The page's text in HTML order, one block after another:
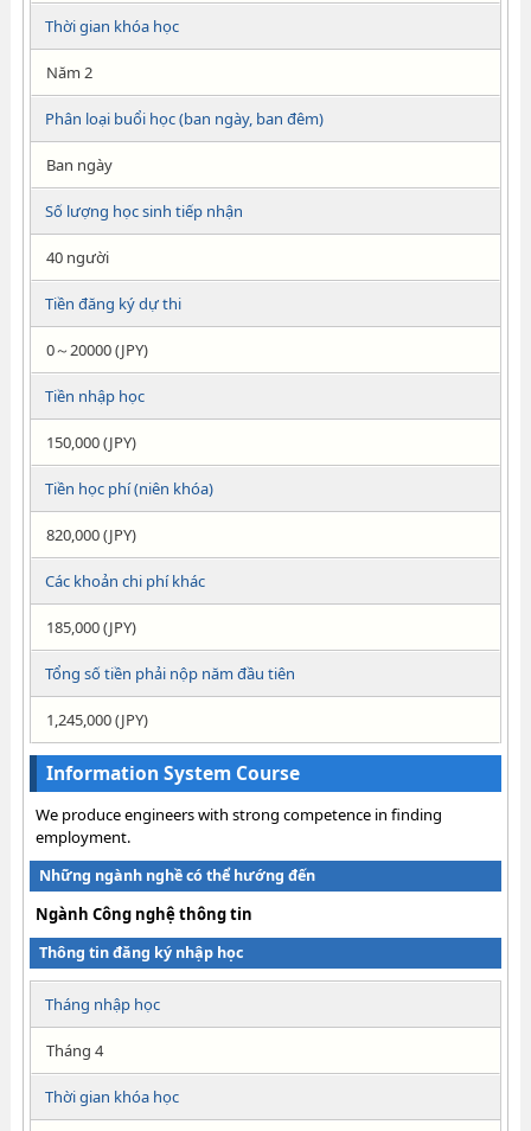
Thời gian khóa học
Năm 2
Phân loại buổi học (ban ngày, ban đêm)
Ban ngày
Số lượng học sinh tiếp nhận
40 người
Tiền đăng ký dự thi
0～20000 (JPY)
Tiền nhập học
150,000 (JPY)
Tiền học phí (niên khóa)
820,000 (JPY)
Các khoản chi phí khác
185,000 (JPY)
Tổng số tiền phải nộp năm đầu tiên
1,245,000 (JPY)
Information System Course
We produce engineers with strong competence in finding
employment.
Những ngành nghề có thể hướng đến
Ngành Công nghệ thông tin
Thông tin đăng ký nhập học
Tháng nhập học
Tháng 4
Thời gian khóa học